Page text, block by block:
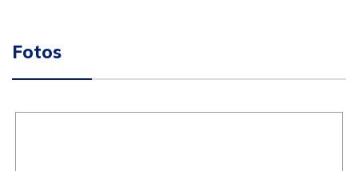
Fotos